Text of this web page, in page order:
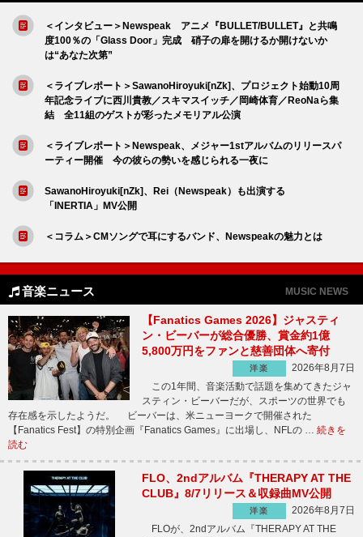
＜インタビュー＞Newspeak アニメ『BULLET/BULLET』と共鳴
度100％の「Glass Door」完成 硝子の扉を開けるか開けないか
は“あなた次第”
＜ライブレポート＞SawanoHiroyuki[nZk]、プロジェクト始動10周
年記念ライブに西川貴教／スキマスイッチ／岡崎体育／ReoNaら集
結 全11組のゲストが彩ったメモリアル公演
＜ライブレポート＞Newspeak、メジャー1stアルバムのリリースパ
ーティー開催 今の彼らの勢いを感じられる一夜に
SawanoHiroyuki[nZk]、Rei（Newspeak）も出演する
「INERTIA」MV公開
＜コラム＞CMソングで耳にするバンド、Newspeakの魅力とは
音楽ニュース MUSIC NEWS
【Fanatics Games 2026】ジャスティ
ン・ビーバーが総合優勝、賞金約1億
5,800万円をファンと慈善団体へ寄付
洋楽
2026年8月7日
この1年間、音楽活動で話題を集めてきたジャ
スティン・ビーバーだが、スポーツの世界でも
存在感を示したようだ。 ビーバーは、米ニューヨークで開催された
【Fanatics Fest】の特別企画『Fanatics Games』に出場し、NFLの … 続きを
読む
FLO、2ndアルバム『THERAPY AT THE
CLUB』8/7リリース＆収録曲MV公開
洋楽
2026年8月7日
FLOが、2ndアルバム『THERAPY AT THE